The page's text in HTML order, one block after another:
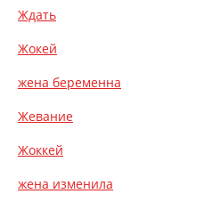
Ждать
Жокей
жена беременна
Жевание
Жоккей
жена изменила